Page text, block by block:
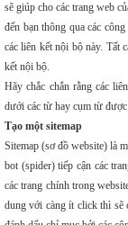
sẽ giúp cho các trang web
đến bạn thông qua các
các liên kết nội bộ này. Tất
kết nội bộ.
Hãy chắc chắn rằng các
dưới các từ hay cụm từ
Tạo một sitemap
Sitemap (sơ đồ website) là
bot (spider) tiếp cận các
các trang chính trong
dung với càng ít click thì sẽ